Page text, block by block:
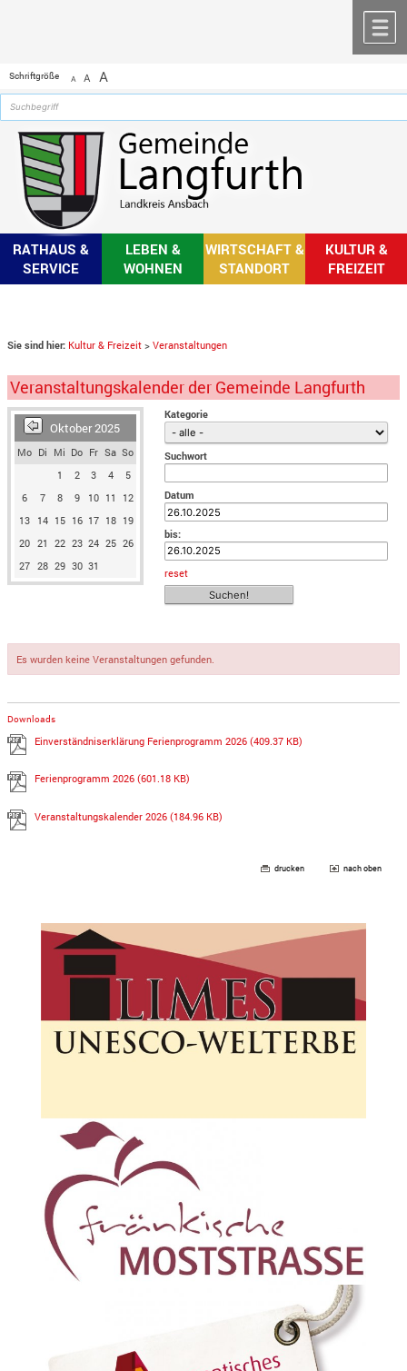
Schriftgröße A A A
RATHAUS &
SERVICE
LEBEN &
WOHNEN
WIRTSCHAFT &
STANDORT
KULTUR &
FREIZEIT
Sie sind hier: Kultur & Freizeit >Veranstaltungen
Veranstaltungskalender der Gemeinde Langfurth
Oktober 2025
Mo Di Mi Do Fr Sa So
1
2 3 4
5
6
7 8 9 10 11
12
13 14 15 16 17 18 19
20 21 22 23 24 25 26
27 28 29 30 31
Kategorie
Suchwort
Datum
bis:
reset
Es wurden keine Veranstaltungen gefunden.
Downloads
Einverständniserklärung Ferienprogramm 2026(409.37 KB)
Ferienprogramm 2026(601.18 KB)
Veranstaltungskalender 2026(184.96 KB)
drucken nach oben